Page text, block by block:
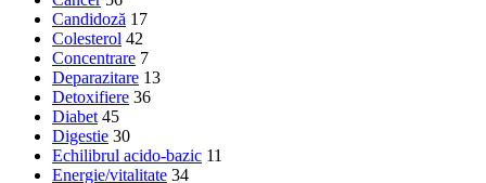
Candidoză 17
Colesterol 42
Concentrare 7
Deparazitare 13
Detoxifiere 36
Diabet 45
Digestie 30
Echilibrul acido-bazic 11
Energie/vitalitate 34